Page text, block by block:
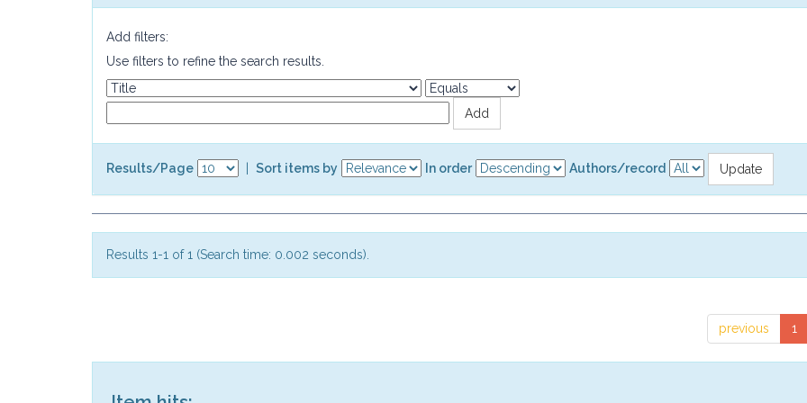
Add filters:
Use filters to refine the search results.
Results/Page Sort items by In order Authors/record
Results 1-1 of 1 (Search time: 0.002 seconds).
previous 1